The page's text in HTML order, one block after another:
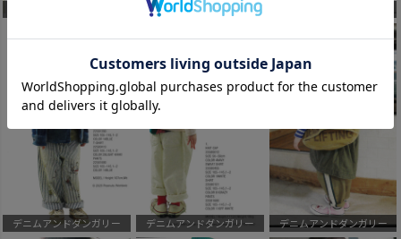
デニムアンドダンガリー
デニムアンドダンガリー デニムアンドダンガリー デニムアンドダンガリー